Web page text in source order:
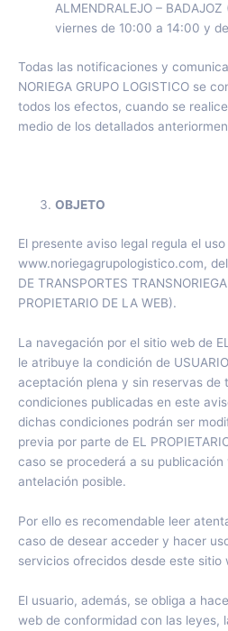
ALMENDRALEJO –
viernes de 10:00 a 14:00 y
Todas las notificaciones y
NORIEGA GRUPO LOGISTICO se
todos los efectos, cuando se
medio de los detallados
OBJETO
El presente aviso legal regula el
www.noriegagrupologistico.com,
DE TRANSPORTES
PROPIETARIO DE LA WEB).
La navegación por el sitio web de
le atribuye la condición de
aceptación plena y sin reservas de
condiciones publicadas en este
dichas condiciones podrán ser
previa por parte de EL
caso se procederá a su
antelación posible.
Por ello es recomendable leer
caso de desear acceder y hacer
servicios ofrecidos desde este sitio
El usuario, además, se obliga a
web de conformidad con las leyes,